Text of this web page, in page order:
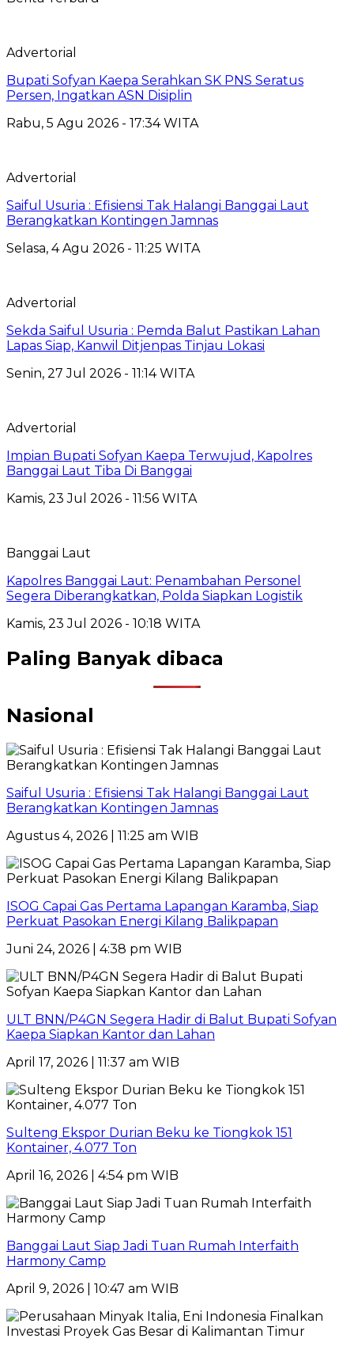
Advertorial
Bupati Sofyan Kaepa Serahkan SK PNS Seratus
Persen, Ingatkan ASN Disiplin
Rabu, 5 Agu 2026 - 17:34 WITA
Advertorial
Saiful Usuria : Efisiensi Tak Halangi Banggai Laut
Berangkatkan Kontingen Jamnas
Selasa, 4 Agu 2026 - 11:25 WITA
Advertorial
Sekda Saiful Usuria : Pemda Balut Pastikan Lahan
Lapas Siap, Kanwil Ditjenpas Tinjau Lokasi
Senin, 27 Jul 2026 - 11:14 WITA
Advertorial
Impian Bupati Sofyan Kaepa Terwujud, Kapolres
Banggai Laut Tiba Di Banggai
Kamis, 23 Jul 2026 - 11:56 WITA
Banggai Laut
Kapolres Banggai Laut: Penambahan Personel
Segera Diberangkatkan, Polda Siapkan Logistik
Kamis, 23 Jul 2026 - 10:18 WITA
Paling Banyak dibaca
Nasional
Saiful Usuria : Efisiensi Tak Halangi Banggai Laut
Berangkatkan Kontingen Jamnas
Agustus 4, 2026 | 11:25 am WIB
ISOG Capai Gas Pertama Lapangan Karamba, Siap
Perkuat Pasokan Energi Kilang Balikpapan
Juni 24, 2026 | 4:38 pm WIB
ULT BNN/P4GN Segera Hadir di Balut Bupati Sofyan
Kaepa Siapkan Kantor dan Lahan
April 17, 2026 | 11:37 am WIB
Sulteng Ekspor Durian Beku ke Tiongkok 151
Kontainer, 4.077 Ton
April 16, 2026 | 4:54 pm WIB
Banggai Laut Siap Jadi Tuan Rumah Interfaith
Harmony Camp
April 9, 2026 | 10:47 am WIB